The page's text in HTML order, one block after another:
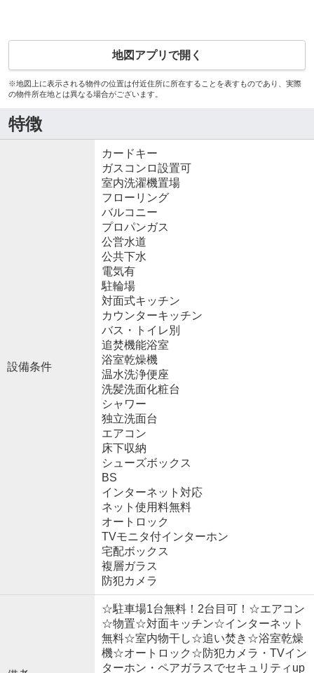
地図アプリで開く
※地図上に表示される物件の位置は付近住所に所在することを表すものであり、実際
の物件所在地とは異なる場合がございます。
特徴
設備条件
カードキー
ガスコンロ設置可
室内洗濯機置場
フローリング
バルコニー
プロパンガス
公営水道
公共下水
電気有
駐輪場
対面式キッチン
カウンターキッチン
バス・トイレ別
追焚機能浴室
浴室乾燥機
温水洗浄便座
洗髪洗面化粧台
シャワー
独立洗面台
エアコン
床下収納
シューズボックス
BS
インターネット対応
ネット使用料無料
オートロック
TVモニタ付インターホン
宅配ボックス
複層ガラス
防犯カメラ
☆駐車場1台無料！2台目可！☆エアコン
☆物置☆対面キッチン☆インターネット
無料☆室内物干し☆追い焚き☆浴室乾燥
機☆オートロック☆防犯カメラ・TVイン
ターホン・ペアガラスでセキュリティup